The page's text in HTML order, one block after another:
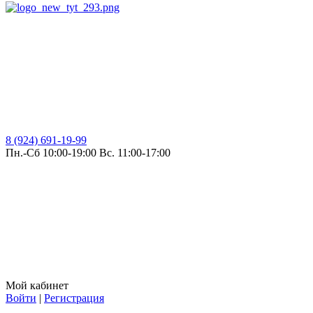
8 (924) 691-19-99
Пн.-Сб 10:00-19:00 Вс. 11:00-17:00
Мой кабинет
Войти | Регистрация